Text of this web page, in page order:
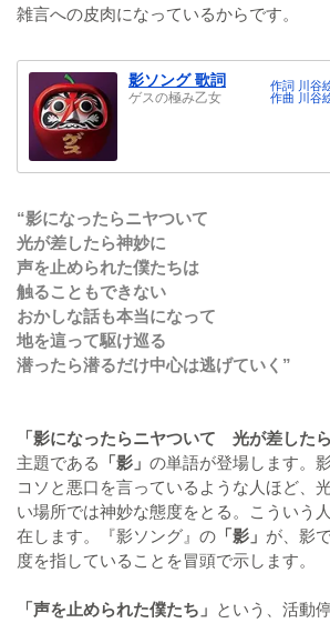
雑言への皮肉になっているからです。
影ソング 歌詞
ゲスの極み乙女
作詞 川谷
作曲 川谷
“影になったらニヤついて
光が差したら神妙に
声を止められた僕たちは
触ることもできない
おかしな話も本当になって
地を這って駆け巡る
潜ったら潜るだけ中心は逃げていく”
「影になったらニヤついて 光が差したら
主題である
「影」 の単語が登場します。
コソと悪口を言っているような人ほど、
い場所では神妙な態度をとる。こういう
在します。『影ソング』の 「影」 が、影
度を指していることを冒頭で示します。
「声を止められた僕たち」 という、活動